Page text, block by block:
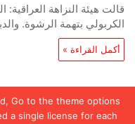
Go to the theme options
a single license for each
قالت هيئة النزاهة
الكربولي بتهمة الرشوة.
أكمل القراءة »